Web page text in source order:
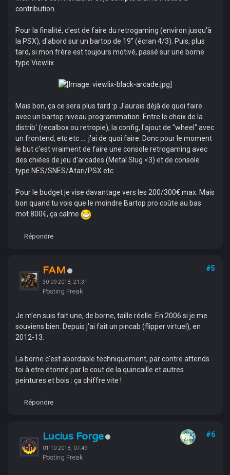
contribution.
Pour la finalité, c'est de faire du retrogaming (environ jusqu'à
la PSX), d'abord sur un bartop de 19" (écran 4/3). Puis, plus
tard, si mon frère est toujours motivé, passé sur une borne
type Viewlix
Mais bon, ça ce sera plus tard :p J'aurais déjà de quoi faire
avec un bartop niveau programmation. Entre le choix de la
distrib' (recalbox ou retropie), la config, l'ajout de "wheel" avec
un frontend, etc etc .... j'ai de quoi faire. Donc pour le moment
le but c'est vraiment de faire une console retrogaming avec
des chiées de jeu d'arcades (Metal Slug <3) et de console
type NES/SNES/Atari/PSX etc ....
Pour le budget je vise davantage vers les 200/300€ max. Mais
bon quand tu vois que le moindre Bartop pro coûte au bas
mot 800€, ça calme
Répondre
FAM
30-09-2018, 21:31
Posting Freak
#5
Je m'en suis fait une, de borne, taille réelle. En 2006 si je me
souviens bien. Depuis j'ai fait un pincab (flipper virtuel), en
2012-13.
La borne c'est abordable techniquement, par contre attends
toi à etre étonné par le cout de la quincaille et autres
peintures et bois : ça chiffre vite !
Répondre
Lucius Forge
01-10-2018, 07:49
Posting Freak
#6